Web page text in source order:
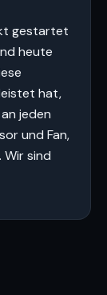
gestartet
heute
hat,
jeden
und Fan,
Wir sind